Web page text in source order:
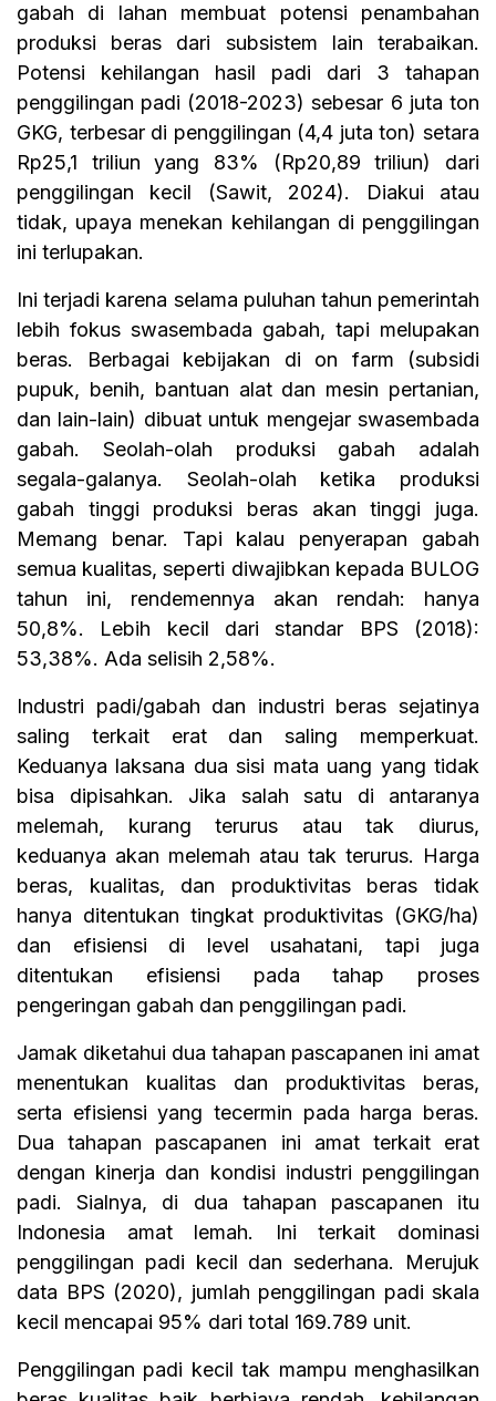
gabah di lahan membuat potensi penambahan
produksi beras dari subsistem lain terabaikan.
Potensi kehilangan hasil padi dari 3 tahapan
penggilingan padi (2018-2023) sebesar 6 juta ton
GKG, terbesar di penggilingan (4,4 juta ton) setara
Rp25,1 triliun yang 83% (Rp20,89 triliun) dari
penggilingan kecil (Sawit, 2024). Diakui atau
tidak, upaya menekan kehilangan di penggilingan
ini terlupakan.
Ini terjadi karena selama puluhan tahun pemerintah
lebih fokus swasembada gabah, tapi melupakan
beras. Berbagai kebijakan di on farm (subsidi
pupuk, benih, bantuan alat dan mesin pertanian,
dan lain-lain) dibuat untuk mengejar swasembada
gabah. Seolah-olah produksi gabah adalah
segala-galanya. Seolah-olah ketika produksi
gabah tinggi produksi beras akan tinggi juga.
Memang benar. Tapi kalau penyerapan gabah
semua kualitas, seperti diwajibkan kepada BULOG
tahun ini, rendemennya akan rendah: hanya
50,8%. Lebih kecil dari standar BPS (2018):
53,38%. Ada selisih 2,58%.
Industri padi/gabah dan industri beras sejatinya
saling terkait erat dan saling memperkuat.
Keduanya laksana dua sisi mata uang yang tidak
bisa dipisahkan. Jika salah satu di antaranya
melemah, kurang terurus atau tak diurus,
keduanya akan melemah atau tak terurus. Harga
beras, kualitas, dan produktivitas beras tidak
hanya ditentukan tingkat produktivitas (GKG/ha)
dan efisiensi di level usahatani, tapi juga
ditentukan efisiensi pada tahap proses
pengeringan gabah dan penggilingan padi.
Jamak diketahui dua tahapan pascapanen ini amat
menentukan kualitas dan produktivitas beras,
serta efisiensi yang tecermin pada harga beras.
Dua tahapan pascapanen ini amat terkait erat
dengan kinerja dan kondisi industri penggilingan
padi. Sialnya, di dua tahapan pascapanen itu
Indonesia amat lemah. Ini terkait dominasi
penggilingan padi kecil dan sederhana. Merujuk
data BPS (2020), jumlah penggilingan padi skala
kecil mencapai 95% dari total 169.789 unit.
Penggilingan padi kecil tak mampu menghasilkan